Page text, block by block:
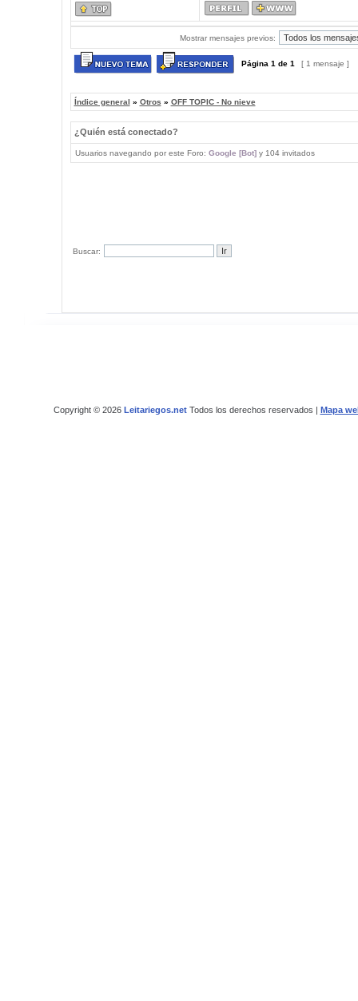
Mostrar mensajes previos:
Página 1 de 1 [ 1 mensaje ]
Índice general » Otros » OFF TOPIC - No nieve
¿Quién está conectado?
Usuarios navegando por este Foro: Google [Bot]y 104 invitados
Buscar:
Copyright © 2026 Leitariegos.netTodos los derechos reservados | Mapa